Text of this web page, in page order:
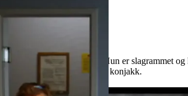
som hører med av dette. Hun er slagrammet
på et kyss og et glass konjakk.